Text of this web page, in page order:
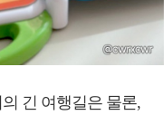
긴 여행길은 물론,